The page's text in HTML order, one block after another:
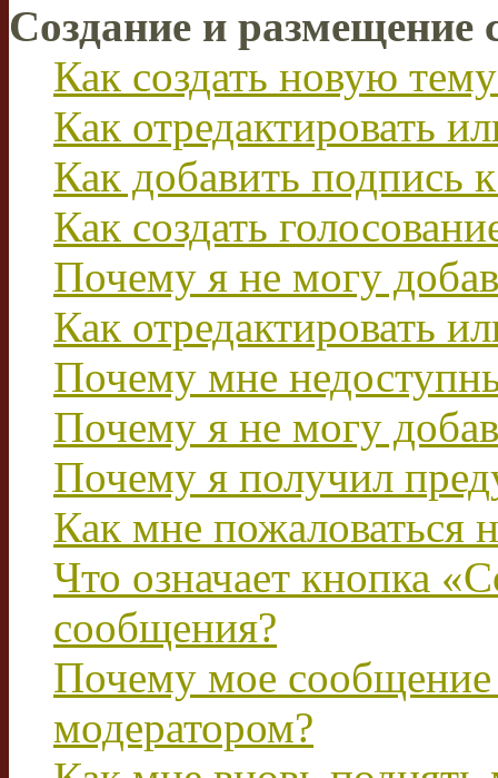
Создание и размещение
Как создать новую
Как отредактировать
Как добавить подпись
Как создать
Почему я не могу
Как отредактировать
Почему мне
Почему я не могу
Почему я получил
Как мне пожаловаться
Что означает кнопка
сообщения?
Почему мое сообщение
модератором?